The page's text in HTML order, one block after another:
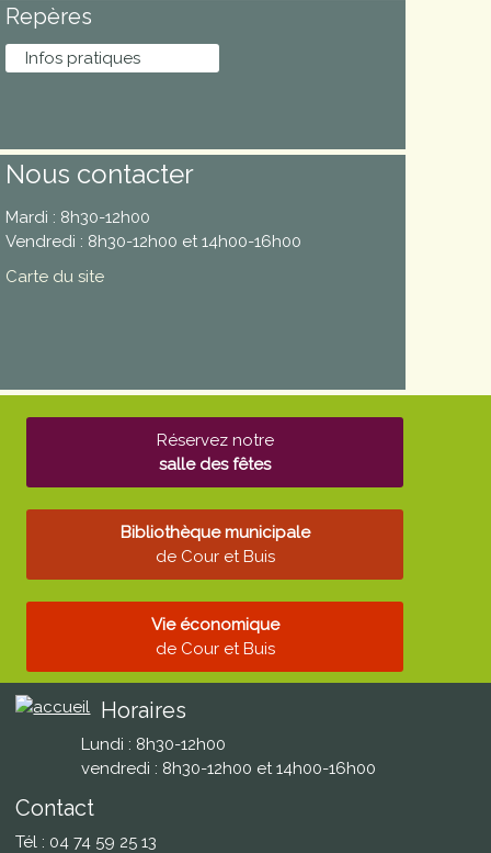
Repères
Infos pratiques
Nous contacter
Mardi : 8h30-12h00
Vendredi : 8h30-12h00 et 14h00-16h00
Carte du site
Réservez notre
salle des fêtes
Bibliothèque municipale
de Cour et Buis
Vie économique
de Cour et Buis
Horaires
Lundi : 8h30-12h00
vendredi : 8h30-12h00 et 14h00-16h00
Contact
Tél : 04 74 59 25 13